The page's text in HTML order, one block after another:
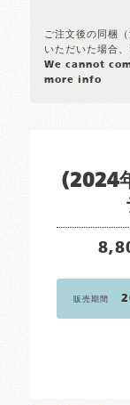
ご注文後の同梱
いただいた場合
We cannot
more info
(2024
販売期間